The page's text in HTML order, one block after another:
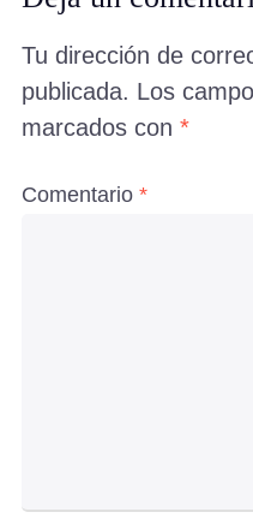
Tu dirección de
publicada. Los
marcados con *
Comentario *